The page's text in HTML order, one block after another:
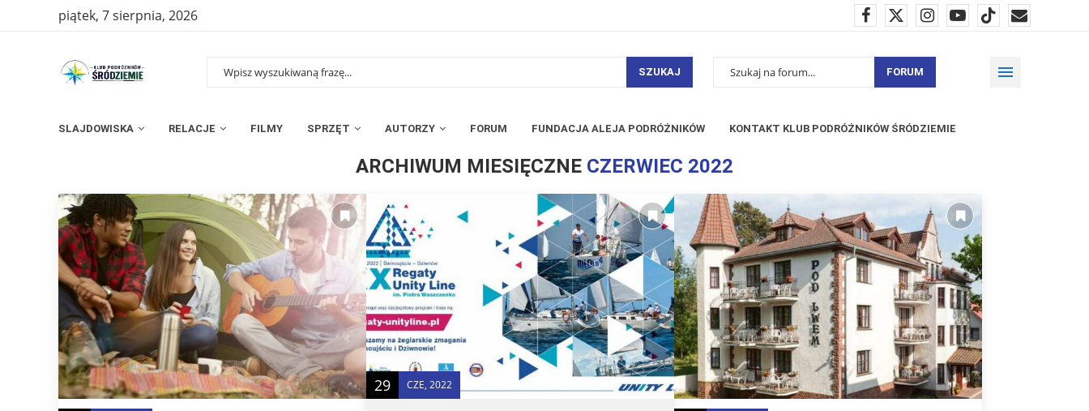
piątek, 7 sierpnia, 2026
SZUKAJ FORUM
SLAJDOWISKA RELACJE FILMY SPRZĘT AUTORZY FORUM FUNDACJA ALEJA PODRÓŻNIKÓW KONTAKT KLUB PODRÓŻNIKÓW ŚRÓDZIEMIE
Strona główna» Archiwum dla czerwiec 2022
ARCHIWUM MIESIĘCZNE CZERWIEC 2022
29 CZE, 2022